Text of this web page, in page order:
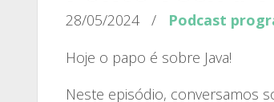
28/05/2024 / Podcast
Hoje o papo é sobre Java!
Neste episódio, conversamos